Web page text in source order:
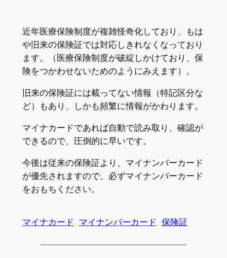
近年医療保険制度が複雑怪奇化しており、もは
や旧来の保険証では対応しきれなくなっており
ます。（医療保険制度が破綻しかけており、保
険をつかわせないためのようにみえます）。
旧来の保険証には載ってない情報（特記区分な
ど）もあり、しかも頻繁に情報がかわります。
マイナカードであれば自動で読み取り、確認が
できるので、圧倒的に早いです。
今後は従来の保険証より、マイナンバーカード
が優先されますので、必ずマイナンバーカード
をおもちください。
マイナカード マイナンバーカード 保険証